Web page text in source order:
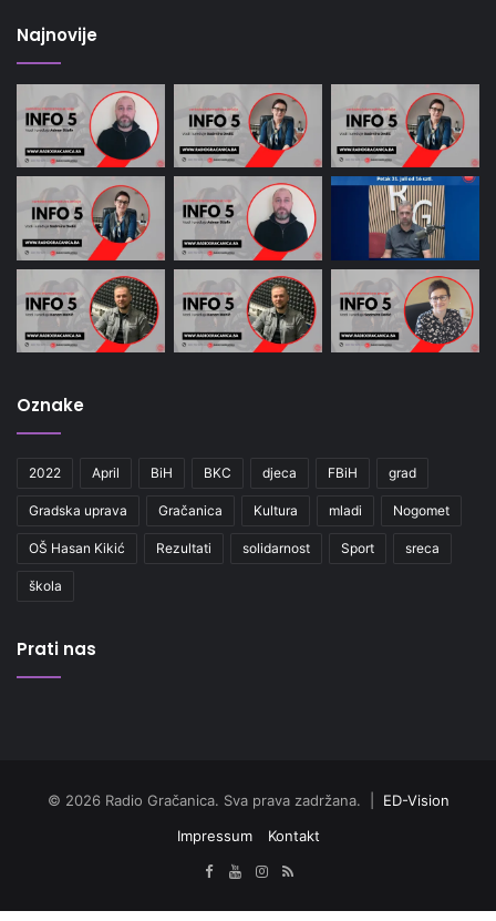
Najnovije
Oznake
2022 April BiH BKC djeca FBiH grad
Gradska uprava Gračanica Kultura mladi Nogomet
OŠ Hasan Kikić Rezultati solidarnost Sport sreca
škola
Prati nas
© 2026 Radio Gračanica. Sva prava zadržana. | ED-Vision
Impressum
Kontakt